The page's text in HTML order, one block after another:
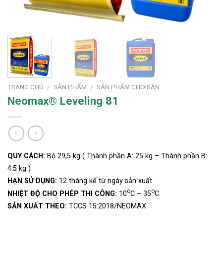
TRANG CHỦ / SẢN PHẨM / SẢN PHẨM CHO SÀN
Neomax® Leveling 81
QUY CÁCH: Bộ 29,5 kg ( Thành phần A: 25 kg – Thành phần B:
4.5 kg )
HẠN SỬ DỤNG: 12 tháng kể từ ngày sản xuất.
NHIỆT ĐỘ CHO PHÉP THI CÔNG: 10oC – 35oC.
SẢN XUẤT THEO: TCCS 15:2018/NEOMAX